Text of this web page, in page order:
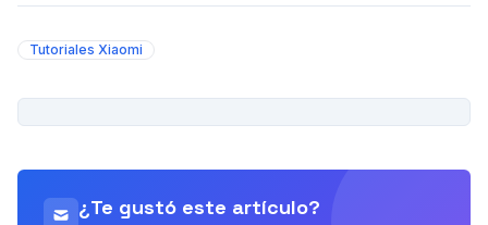
Tutoriales Xiaomi
¿Te gustó este artículo?